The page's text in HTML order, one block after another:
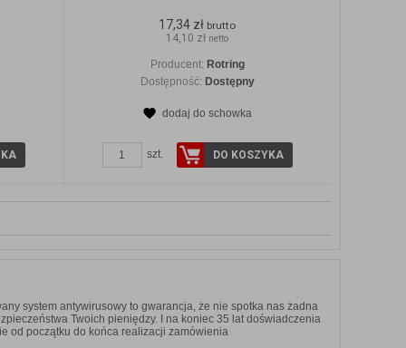
17,34 zł brutto
14,10 zł netto
Producent: Rotring
Dostępność: Dostępny
dodaj do schowka
szt. DO KOSZYKA
system antywirusowy to gwarancja, że nie spotka nas żadna
Twoich pieniędzy. I na koniec 35 lat doświadczenia
od początku do końca realizacji zamówienia